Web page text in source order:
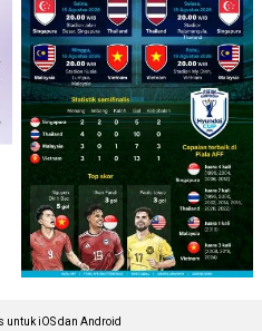
untuk iOS dan Android